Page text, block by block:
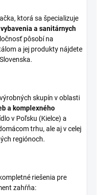
ktorá sa špecializuje
a sanitárnych
pôsobí na
a jej produkty nájdete
skupín v oblasti
a komplexného
v Poľsku (Kielce) a
trhu, ale aj v celej
regiónoch.
riešenia pre
zahŕňa: